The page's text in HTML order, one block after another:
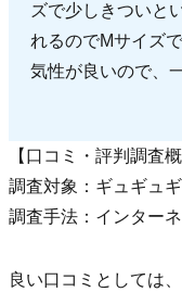
ズで少しきついと
れるのでMサイズ
気性が良いので、
【口コミ・評判調査概
調査対象：ギュギュ
調査手法：インター
良い口コミとしては